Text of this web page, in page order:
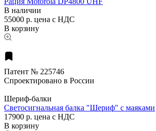
В наличии
55000 р. цена с НДС
В корзину
Патент № 225746
Спроектировано в России
Шериф-балки
Светосигнальная балка "Шериф" с маяками
17900 р. цена с НДС
В корзину